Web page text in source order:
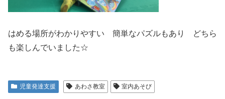
はめる場所がわかりやすい 簡単なパズルもあり どちら
も楽しんでいました☆
児童発達支援 あわさ教室 室内あそび